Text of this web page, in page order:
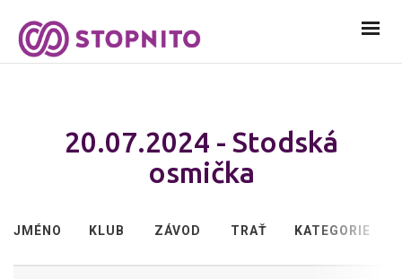
20.07.2024 - Stodská
osmička
JMÉNO KLUB ZÁVOD TRAŤ KATEGORIE